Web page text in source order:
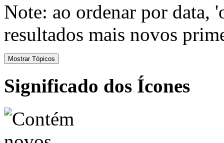
Note: ao ordenar por data,
resultados mais novos
Significado dos Ícones